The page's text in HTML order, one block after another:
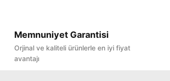
Memnuniyet Garantisi
Orjinal ve kaliteli ürünlerle en iyi fiyat
avantajı